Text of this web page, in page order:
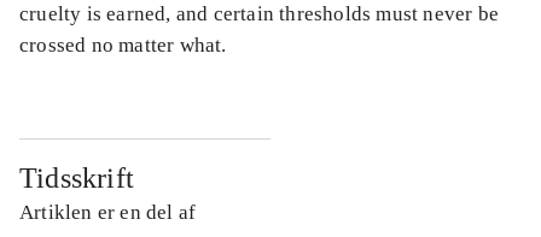
cruelty is earned, and certain thresholds must never be
crossed no matter what.
Tidsskrift
Artiklen er en del af